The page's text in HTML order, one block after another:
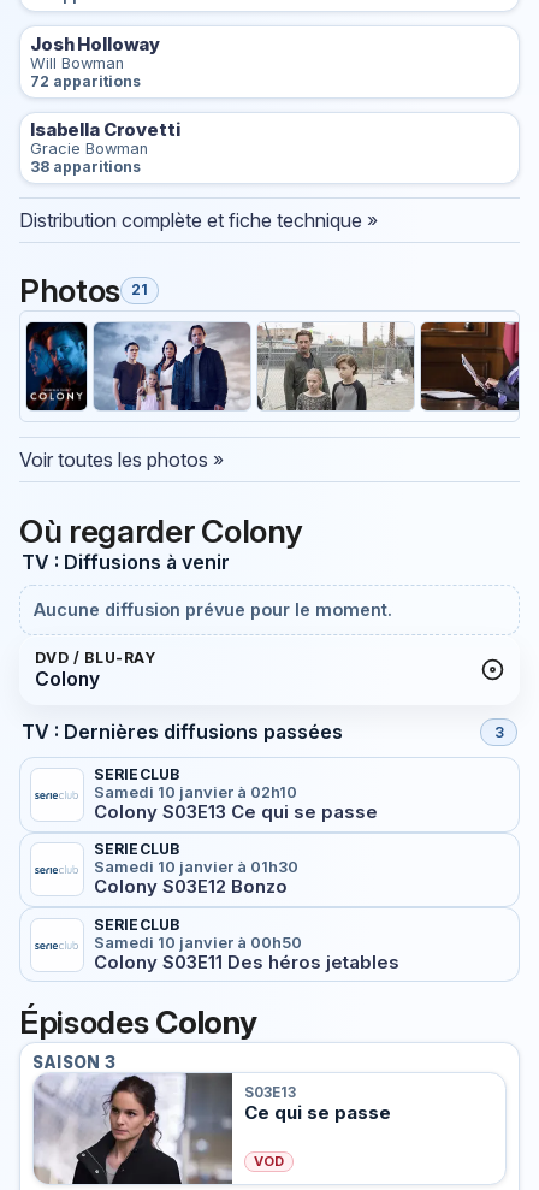
Josh Holloway
Will Bowman
72 apparitions
Isabella Crovetti
Gracie Bowman
38 apparitions
Distribution complète et fiche technique »
Photos 21
Voir toutes les photos »
Où regarder Colony
TV : Diffusions à venir
Aucune diffusion prévue pour le moment.
DVD / BLU-RAY
Colony
TV : Dernières diffusions passées 3
SERIECLUB
Samedi 10 janvier à 02h10
Colony S03E13 Ce qui se passe
SERIECLUB
Samedi 10 janvier à 01h30
Colony S03E12 Bonzo
SERIECLUB
Samedi 10 janvier à 00h50
Colony S03E11 Des héros jetables
ÉpisodesColony
SAISON 3
S03E13
Ce qui se passe
VOD